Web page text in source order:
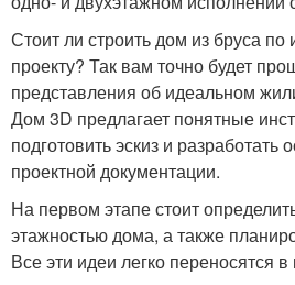
Стоит ли строить дом из бруса
проекту? Так вам точно будет
представления об идеальном
Дом 3D предлагает понятные
подготовить эскиз и
проектной документации.
На первом этапе стоит
этажностью дома, а также
Все эти идеи легко переносятся